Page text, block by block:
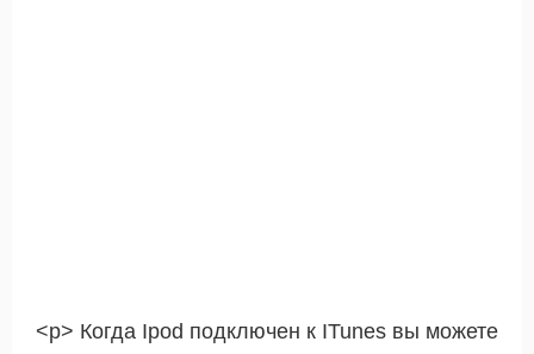
<р> Когда Ipod подключен к ITunes вы можете